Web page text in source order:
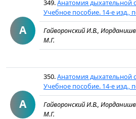
А
349.Анатомия дыхательной
Учебное пособие. 14-е изд.,
Гайворонский И.В.,
М.Г.
А
350.Анатомия дыхательной
Учебное пособие. 14-е изд.,
Гайворонский И.В.,
М.Г.